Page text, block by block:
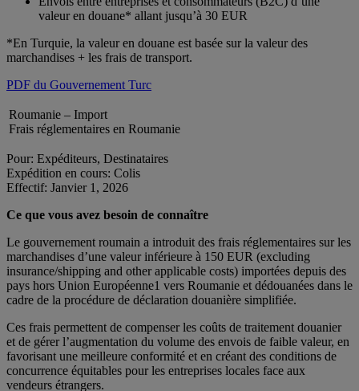
valeur en douane* allant jusqu’à 30 EUR
*En Turquie, la valeur en douane est basée sur la valeur des
marchandises + les frais de transport.
PDF du Gouvernement Turc
Roumanie – Import
Frais réglementaires en Roumanie
Pour: Expéditeurs, Destinataires
Expédition en cours: Colis
Effectif: Janvier 1, 2026
Ce que vous avez besoin de connaître
Le gouvernement roumain a introduit des frais réglementaires sur les
marchandises d’une valeur inférieure à 150 EUR (excluding
insurance/shipping and other applicable costs) importées depuis des
pays hors Union Européenne1 vers Roumanie et dédouanées dans le
cadre de la procédure de déclaration douanière simplifiée.
Ces frais permettent de compenser les coûts de traitement douanier
et de gérer l’augmentation du volume des envois de faible valeur, en
favorisant une meilleure conformité et en créant des conditions de
concurrence équitables pour les entreprises locales face aux
vendeurs étrangers.